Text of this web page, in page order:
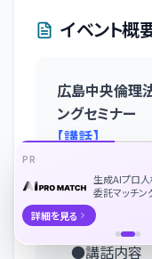
イベント概
広島中央倫理
ングセミナー
【講話】
株式会社
広島西倫
氏
●講話内容
PR
生成AIプロ
委託マッチン
詳細を見る